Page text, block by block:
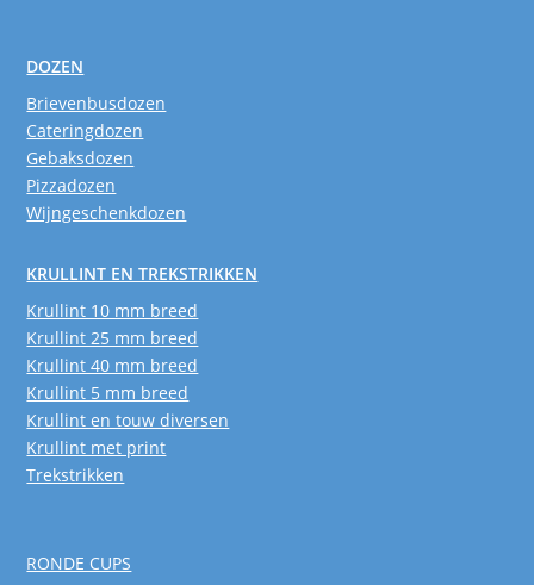
DOZEN
Brievenbusdozen
Cateringdozen
Gebaksdozen
Pizzadozen
Wijngeschenkdozen
KRULLINT EN TREKSTRIKKEN
Krullint 10 mm breed
Krullint 25 mm breed
Krullint 40 mm breed
Krullint 5 mm breed
Krullint en touw diversen
Krullint met print
Trekstrikken
RONDE CUPS